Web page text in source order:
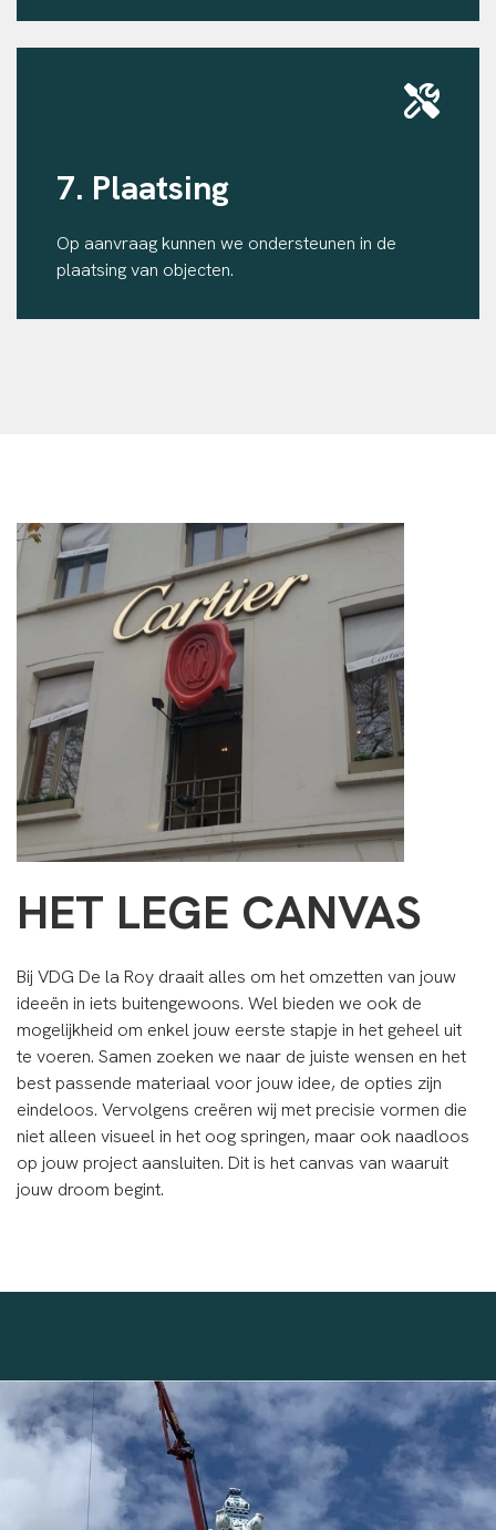
7. Plaatsing
Op aanvraag kunnen we ondersteunen in de
plaatsing van objecten.
HET LEGE CANVAS
Bij VDG De la Roy draait alles om het omzetten van jouw
ideeën in iets buitengewoons. Wel bieden we ook de
mogelijkheid om enkel jouw eerste stapje in het geheel uit
te voeren. Samen zoeken we naar de juiste wensen en het
best passende materiaal voor jouw idee, de opties zijn
eindeloos. Vervolgens creëren wij met precisie vormen die
niet alleen visueel in het oog springen, maar ook naadloos
op jouw project aansluiten. Dit is het canvas van waaruit
jouw droom begint.